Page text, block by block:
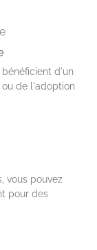
bénéficient d'un
ou de l'adoption
vous pouvez
pour des